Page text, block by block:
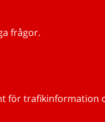
frågor.
för trafikinformation